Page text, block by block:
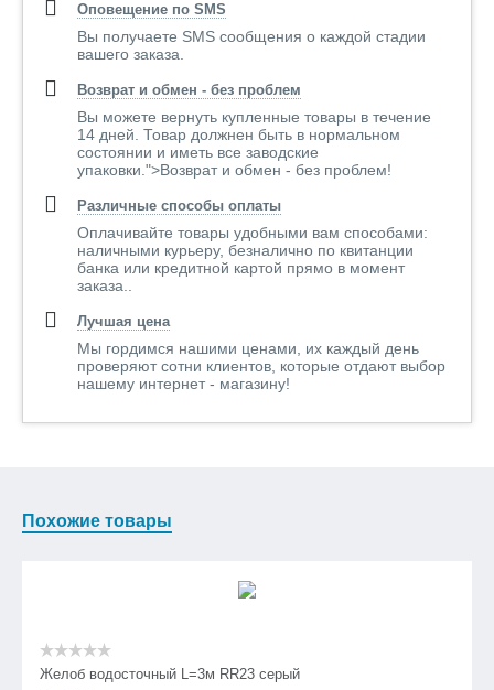
Оповещение по SMS
Вы получаете SMS сообщения о каждой стадии
вашего заказа.
Возврат и обмен - без проблем
Вы можете вернуть купленные товары в течение
14 дней. Товар должнен быть в нормальном
состоянии и иметь все заводские
упаковки.">Возврат и обмен - без проблем!
Различные способы оплаты
Оплачивайте товары удобными вам способами:
наличными курьеру, безналично по квитанции
банка или кредитной картой прямо в момент
заказа..
Лучшая цена
Мы гордимся нашими ценами, их каждый день
проверяют сотни клиентов, которые отдают выбор
нашему интернет - магазину!
Похожие товары
Желоб водосточный L=3м RR23 серый